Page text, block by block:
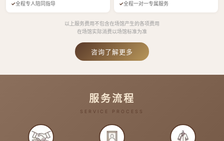
全程专人陪同指导
全程一对一专属服务
以上服务费用不包含在场馆产生的各项费用
在场馆实际消费以场馆标准为准
咨询了解更多
服务流程
SERVICE PROCESS